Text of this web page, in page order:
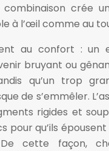
crée
à l’œil comme au
au confort : un
bruyant ou
qu’un trop
de s’emmêler.
rigides et
pour qu’ils
cette façon,